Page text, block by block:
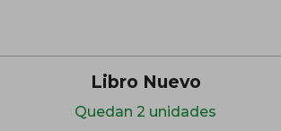
Libro Nuevo
Quedan 2 unidades